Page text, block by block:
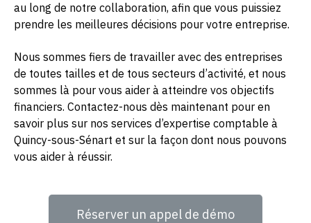
au long de notre collaboration, afin que vous puissiez
prendre les meilleures décisions pour votre entreprise.
Nous sommes fiers de travailler avec des entreprises
de toutes tailles et de tous secteurs d’activité, et nous
sommes là pour vous aider à atteindre vos objectifs
financiers. Contactez-nous dès maintenant pour en
savoir plus sur nos services d’expertise comptable à
Quincy-sous-Sénart et sur la façon dont nous pouvons
vous aider à réussir.
Réserver un appel de démo